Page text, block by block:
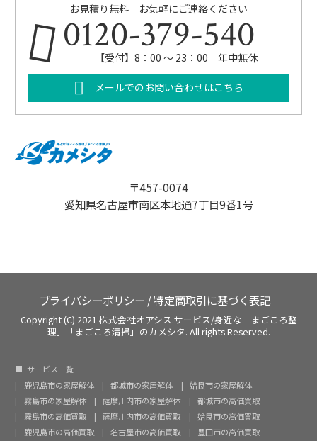
お見積り無料 お気軽にご連絡ください
0120-379-540
【受付】8：00 ～ 23：00 年中無休
メールでのお問い合わせはこちら
〒457-0074
愛知県名古屋市南区本地通7丁目9番1号
プライバシーポリシー /特定商取引に基づく表記
Copyright (C) 2021 株式会社オアシス.サービス/身近な「まごころ整
理」「まごころ清掃」のカメシタ. All rights Reserved.
サービス一覧
鹿児島市の家屋解体
都城市の家屋解体
姶良市の家屋解体
霧島市の家屋解体
薩摩川内市の家屋解体
都城市の高価買取
霧島市の高価買取
薩摩川内市の高価買取
姶良市の高価買取
鹿児島市の高価買取
名古屋市の高価買取
豊田市の高価買取